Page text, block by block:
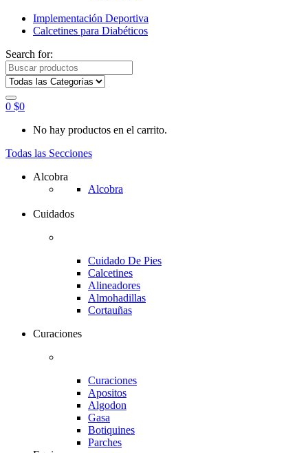
Implementación Deportiva
Calcetines para Diabéticos
Search for:
0 $0
No hay productos en el carrito.
Todas las Secciones
Alcobra
Alcobra
Cuidados
Cuidado De Pies
Calcetines
Alineadores
Almohadillas
Cortauñas
Curaciones
Curaciones
Apositos
Algodon
Gasa
Botiquines
Parches